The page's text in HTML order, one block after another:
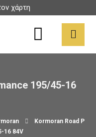
χάρτη
195/45-16
Kormoran Road P
16 84V